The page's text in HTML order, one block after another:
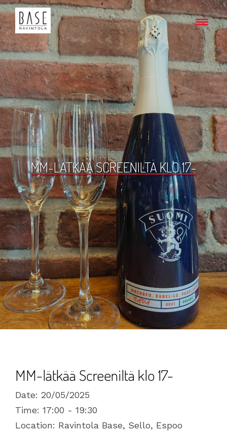
MM-LÄTKÄÄ SCREENILTÄ KLO 17-
MM-lätkää Screeniltä klo 17-
Date: 20/05/2025
Time: 17:00 - 19:30
Location: Ravintola Base, Sello, Espoo